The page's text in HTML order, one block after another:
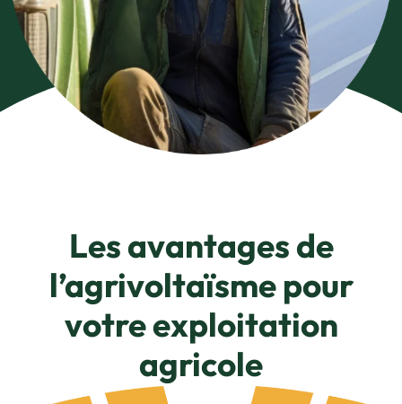
Les avantages de
l’agrivoltaïsme pour
votre exploitation
agricole